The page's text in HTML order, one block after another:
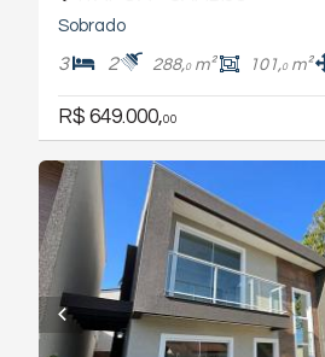
Sobrado
3 2 288,0m² 101,0m²
R$ 649.000,00